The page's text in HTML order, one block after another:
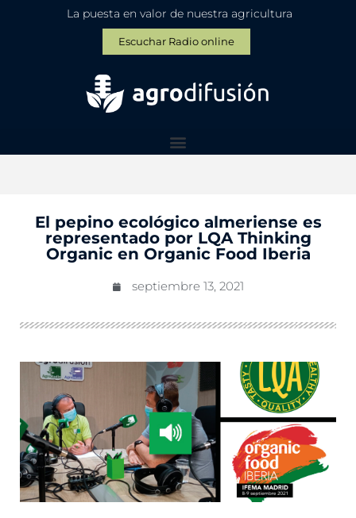
La puesta en valor de nuestra agricultura
Escuchar Radio online
El pepino ecológico almeriense es
representado por LQA Thinking
Organic en Organic Food Iberia
septiembre 13, 2021